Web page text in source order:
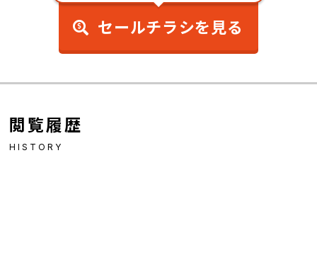
セールチラシを見る
閲覧履歴
HISTORY